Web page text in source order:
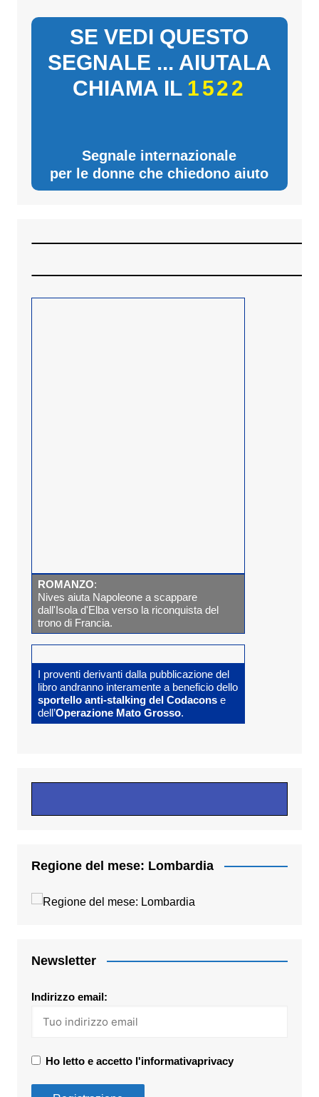
SE VEDI QUESTO
SEGNALE ... AIUTALA
CHIAMA IL 1522
Segnale internazionale
per le donne che chiedono aiuto
ROMANZO:
Nives aiuta Napoleone a scappare
dall'Isola d'Elba verso la riconquista del
trono di Francia.
I proventi derivanti dalla pubblicazione del
libro andranno interamente a beneficio dello
sportello anti-stalking del Codaconse
dell’Operazione Mato Grosso.
Regione del mese: Lombardia
Newsletter
Indirizzo email:
Ho letto e accetto l'informativaprivacy